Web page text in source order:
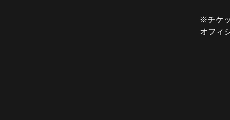
※チケ
オフィ